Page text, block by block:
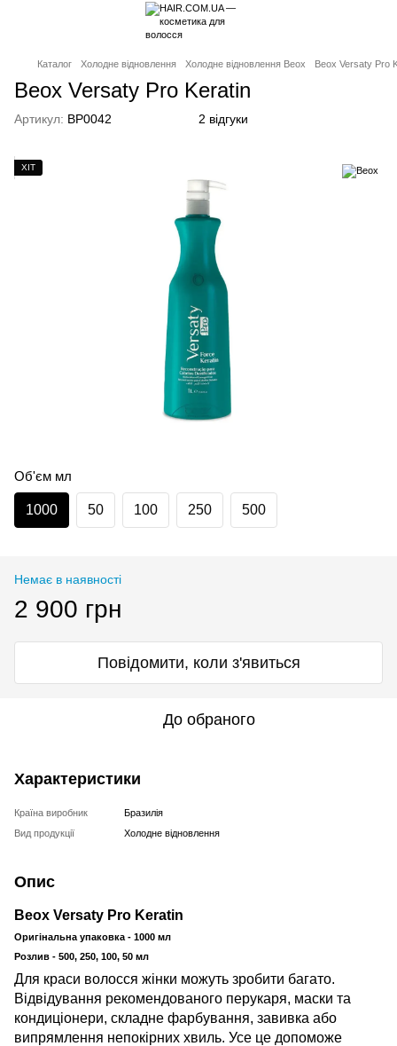
Каталог Холодне відновлення Холодне відновлення Beox Beox Versaty Pro
Beox Versaty Pro Keratin
Артикул: BP0042 2 відгуки
ХІТ
Об'єм мл
1000 50 100 250 500
Немає в наявності
2 900 грн
Повідомити, коли з'явиться
До обраного
Характеристики
Країна виробник
Бразилія
Вид продукції
Холодне відновлення
Опис
Beox Versaty Pro Keratin
Оригінальна упаковка - 1000 мл
Розлив - 500, 250, 100, 50 мл
Для краси волосся жінки можуть зробити багато.
Відвідування рекомендованого перукаря, маски та
кондиціонери, складне фарбування, завивка або
випрямлення непокірних хвиль. Усе це допоможе